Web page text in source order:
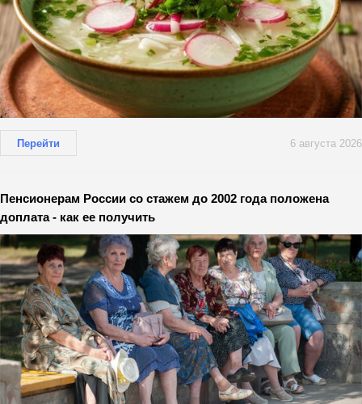
Перейти 6 августа 2026
Пенсионерам России со стажем до 2002 года положена
доплата - как ее получить